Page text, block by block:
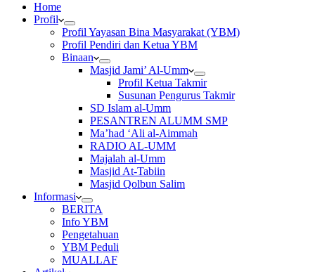
Home
Profil
Profil Yayasan Bina Masyarakat (YBM)
Profil Pendiri dan Ketua YBM
Binaan
Masjid Jami’ Al-Umm
Profil Ketua Takmir
Susunan Pengurus Takmir
SD Islam al-Umm
PESANTREN ALUMM SMP
Ma’had ‘Ali al-Aimmah
RADIO AL-UMM
Majalah al-Umm
Masjid At-Tabiin
Masjid Qolbun Salim
Informasi
BERITA
Info YBM
Pengetahuan
YBM Peduli
MUALLAF